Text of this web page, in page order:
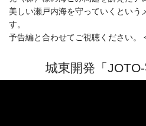
美しい瀬戸内海を守っていくという
す。
予告編と合わせてご視聴ください。
城東開発「